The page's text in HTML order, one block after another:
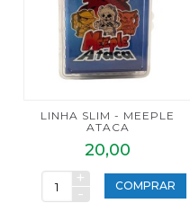
LINHA SLIM - MEEPLE
ATACA
20,00
+
-
COMPRAR